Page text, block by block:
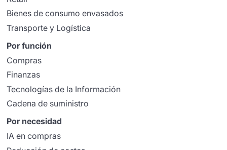
Bienes de consumo envasados
Transporte y Logística
Por función
Compras
Finanzas
Tecnologías de la Información
Cadena de suministro
Por necesidad
IA en compras